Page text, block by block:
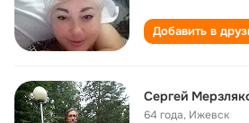
Добавить в
Сергей
64 года, Ижевск